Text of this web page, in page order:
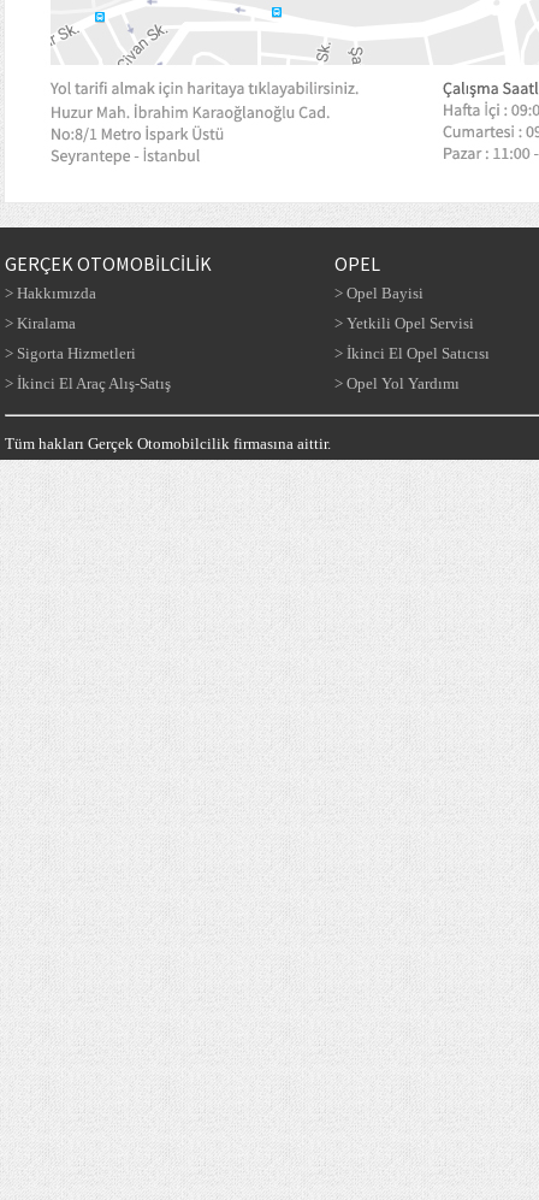
GERÇEK OTOMOBİLCİLİK OPEL
> Hakkımızda
> Opel Bayisi
> Kiralama
> Yetkili Opel Servisi
> Sigorta Hizmetleri
> İkinci El Opel Satıcısı
> İkinci El Araç Alış-Satış
> Opel Yol Yardımı
Tüm hakları Gerçek Otomobilcilik firmasına aittir.